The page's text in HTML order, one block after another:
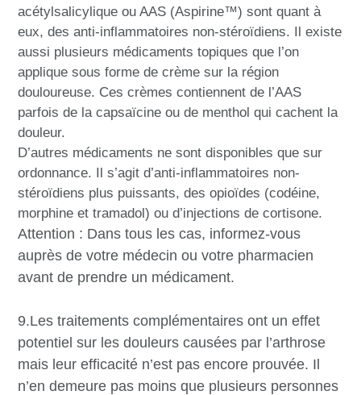
acétylsalicylique ou AAS (Aspirine™) sont quant à
eux, des anti-inflammatoires non-stéroïdiens. Il existe
aussi plusieurs médicaments topiques que l’on
applique sous forme de crème sur la région
douloureuse. Ces crèmes contiennent de l’AAS
parfois de la capsaïcine ou de menthol qui cachent la
douleur.
D’autres médicaments ne sont disponibles que sur
ordonnance. Il s’agit d’anti-inflammatoires non-
stéroïdiens plus puissants, des opioïdes (codéine,
morphine et tramadol) ou d’injections de cortisone.
Attention : Dans tous les cas, informez-vous
auprès de votre médecin ou votre pharmacien
avant de prendre un médicament.
9.Les traitements complémentaires ont un effet
potentiel sur les douleurs causées par l’arthrose
mais leur efficacité n’est pas encore prouvée. Il
n’en demeure pas moins que plusieurs personnes